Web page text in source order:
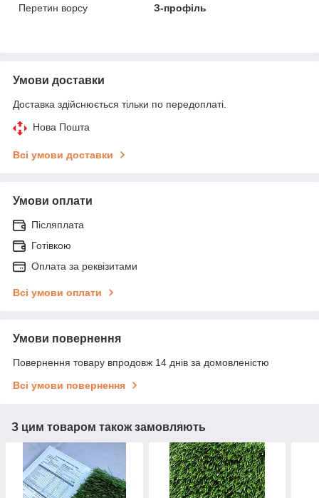
Перетин ворсу
З-профіль
Умови доставки
Доставка здійснюється тільки по передоплаті.
Нова Пошта
Всі умови доставки
Умови оплати
Післяплата
Готівкою
Оплата за реквізитами
Всі умови оплати
Умови повернення
Повернення товару впродовж 14 днів за домовленістю
Всі умови повернення
З цим товаром також замовляють